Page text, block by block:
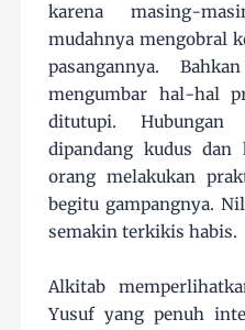
karena masing-
mudahnya mengobral
pasangannya.
mengumbar hal-hal
ditutupi.
dipandang kudus
orang melakukan
begitu gampangnya.
semakin terkikis habis.
Alkitab
Yusuf yang penuh